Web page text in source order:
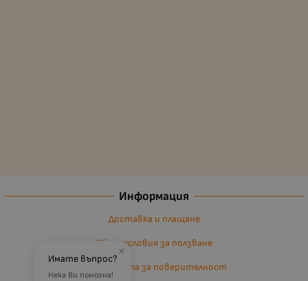
Информация
Доставка и плащане
Общи условия за ползване
Политиката за поверителност
×
Имате въпрос?
Нека Ви помогна!